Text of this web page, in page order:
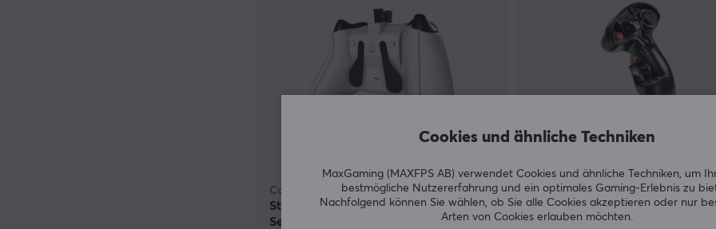
Collective Minds
Strike Pack Dominator Xbox
Series/Xbox One
Thrustmaster
F/A-18C Hornet HOTAS Grip
Cookies und ähnliche Techniken
MaxGaming (MAXFPS AB) verwendet Cookies und ähnliche Techniken, um
bestmögliche Nutzererfahrung und ein optimales Gaming-Erlebnis zu
Nachfolgend können Sie wählen, ob Sie alle Cookies akzeptieren oder nur
Arten von Cookies erlauben möchten.